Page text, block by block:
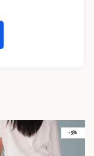
- 5%